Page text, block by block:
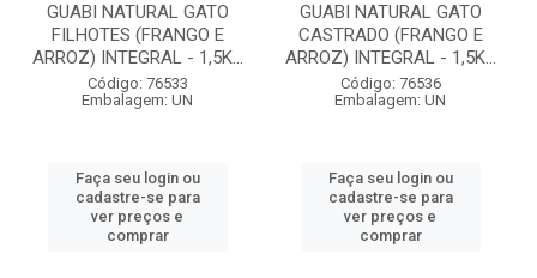
GUABI NATURAL GATO
FILHOTES (FRANGO E
ARROZ) INTEGRAL - 1,5K...
Código: 76533
Embalagem: UN
Faça seu login ou
cadastre-se para
ver preços e
comprar
GUABI NATURAL GATO
CASTRADO (FRANGO E
ARROZ) INTEGRAL - 1,5K...
Código: 76536
Embalagem: UN
Faça seu login ou
cadastre-se para
ver preços e
comprar